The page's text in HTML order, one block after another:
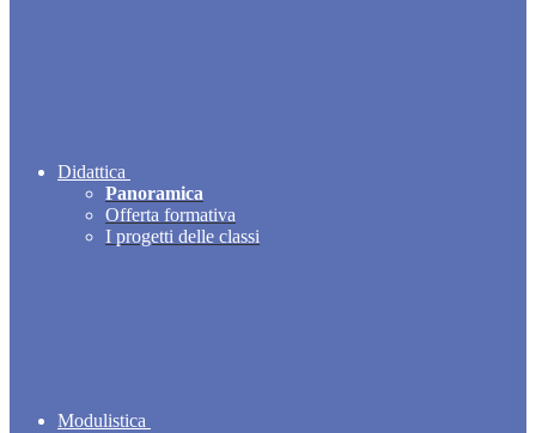
Didattica
Panoramica
Offerta formativa
I progetti delle classi
Modulistica